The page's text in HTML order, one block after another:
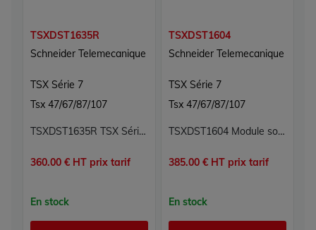
TSXDST1635R
Schneider Telemecanique
TSX Série 7
Tsx 47/67/87/107
TSXDST1635R TSX Série 7 Schneider Telemecanique
360.00 € HT prix tarif
En stock
TSXDST1604
Schneider Telemecanique
TSX Série 7
Tsx 47/67/87/107
TSXDST1604 Module sorties relais 16 sorties TSX Série 7 Schneider Telemecanique 110/127 VAC ou 220/240 VAC 05 A rail DIN
385.00 € HT prix tarif
En stock